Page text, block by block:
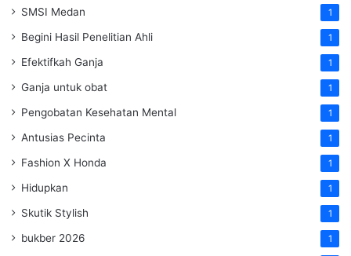
SMSI Medan 1
Begini Hasil Penelitian Ahli 1
Efektifkah Ganja 1
Ganja untuk obat 1
Pengobatan Kesehatan Mental 1
Antusias Pecinta 1
Fashion X Honda 1
Hidupkan 1
Skutik Stylish 1
bukber 2026 1